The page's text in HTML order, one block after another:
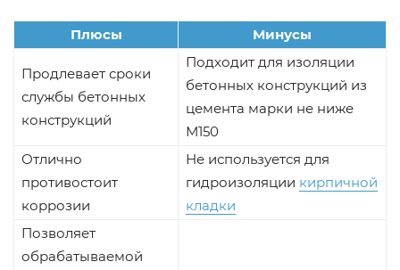
Плюсы Минусы
Продлевает сроки
службы бетонных
конструкций
Подходит для изоляции
бетонных конструкций из
цемента марки не ниже
М150
Отлично
противостоит
коррозии
Не используется для
гидроизоляции кирпичной
кладки
Позволяет
обрабатываемой